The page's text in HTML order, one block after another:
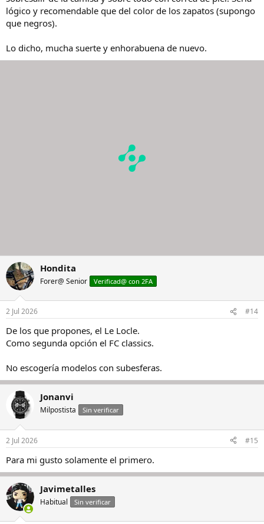
lógico y recomendable que del color de los zapatos (supongo
que negros).
Lo dicho, mucha suerte y enhorabuena de nuevo.
Hondita
Forer@ Senior Verificad@ con 2FA
2 Jul 2026 #14
De los que propones, el Le Locle.
Como segunda opción el FC classics.
No escogería modelos con subesferas.
Jonanvi
Milpostista Sin verificar
2 Jul 2026 #15
Para mi gusto solamente el primero.
Javimetalles
Habitual Sin verificar